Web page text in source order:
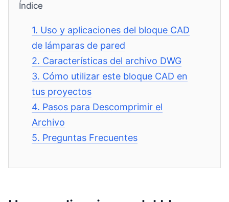
Índice
1. Uso y aplicaciones del bloque CAD
de lámparas de pared
2. Características del archivo DWG
3. Cómo utilizar este bloque CAD en
tus proyectos
4. Pasos para Descomprimir el
Archivo
5. Preguntas Frecuentes